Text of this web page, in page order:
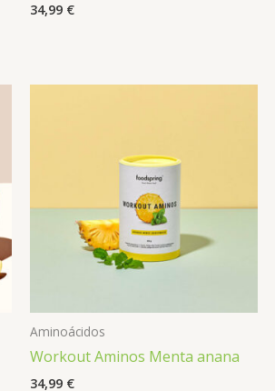
34,99 €
Aminoácidos
Workout Aminos Menta anana
34,99 €